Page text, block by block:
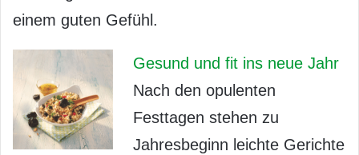
einem guten Gefühl.
Gesund und fit ins neue Jahr
Nach den opulenten
Festtagen stehen zu
Jahresbeginn leichte Gerichte